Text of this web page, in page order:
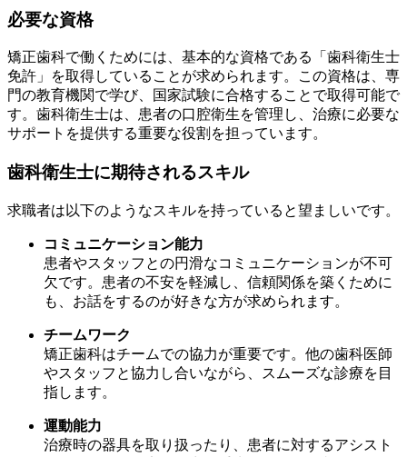
必要な資格
矯正歯科で働くためには、基本的な資格である「歯科衛生士
免許」を取得していることが求められます。この資格は、専
門の教育機関で学び、国家試験に合格することで取得可能で
す。歯科衛生士は、患者の口腔衛生を管理し、治療に必要な
サポートを提供する重要な役割を担っています。
歯科衛生士に期待されるスキル
求職者は以下のようなスキルを持っていると望ましいです。
コミュニケーション能力
患者やスタッフとの円滑なコミュニケーションが不可
欠です。患者の不安を軽減し、信頼関係を築くために
も、お話をするのが好きな方が求められます。
チームワーク
矯正歯科はチームでの協力が重要です。他の歯科医師
やスタッフと協力し合いながら、スムーズな診療を目
指します。
運動能力
治療時の器具を取り扱ったり、患者に対するアシスト